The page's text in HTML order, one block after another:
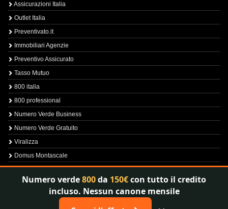
Assicurazioni Italia
Outlet Italia
Preventivato.it
Immobiliari Agenzie
Preventivo Assicurato
Tasso Mutuo
800 italia
800 professional
Numero Verde Business
Numero Verde Gratuito
Viralizza
Domus Montascale
Sprint800
Verfica Numero Verde
Numero verde800da 150€con tutto il credito
incluso. Nessun canone mensile